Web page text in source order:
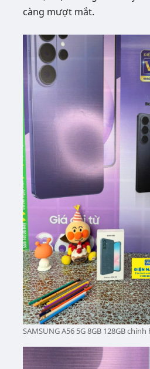
càng mượt mắt.
SAMSUNG A56 5G 8GB 128GB